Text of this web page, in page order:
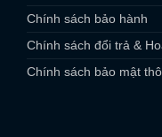
Chính sách bảo hành
Chính sách đổi trả &
Chính sách bảo mật